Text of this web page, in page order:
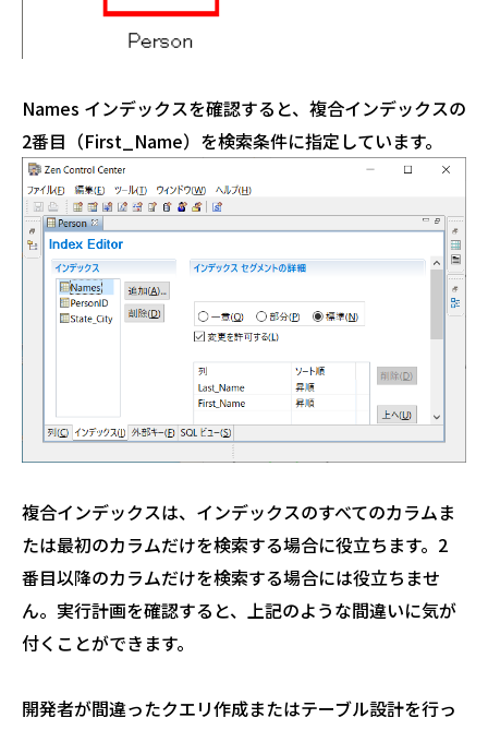
Names インデックスを確認すると、複合インデックスの
2番目（First_Name）を検索条件に指定しています。
複合インデックスは、インデックスのすべてのカラムま
たは最初のカラムだけを検索する場合に役立ちます。2
番目以降のカラムだけを検索する場合には役立ちませ
ん。実行計画を確認すると、上記のような間違いに気が
付くことができます。
開発者が間違ったクエリ作成またはテーブル設計を行っ